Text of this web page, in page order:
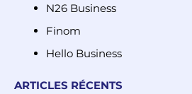
N26 Business
Finom
Hello Business
ARTICLES RÉCENTS